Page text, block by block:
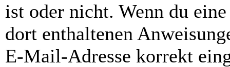
ist oder nicht. Wenn du
dort enthaltenen
E-Mail-Adresse korrekt